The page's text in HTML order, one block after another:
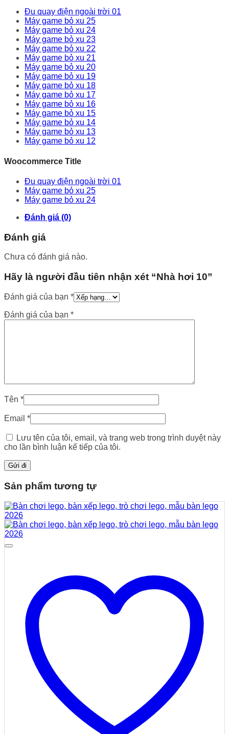
Đu quay điện ngoài trời 01
Máy game bỏ xu 25
Máy game bỏ xu 24
Máy game bỏ xu 23
Máy game bỏ xu 22
Máy game bỏ xu 21
Máy game bỏ xu 20
Máy game bỏ xu 19
Máy game bỏ xu 18
Máy game bỏ xu 17
Máy game bỏ xu 16
Máy game bỏ xu 15
Máy game bỏ xu 14
Máy game bỏ xu 13
Máy game bỏ xu 12
Woocommerce Title
Đu quay điện ngoài trời 01
Máy game bỏ xu 25
Máy game bỏ xu 24
Đánh giá (0)
Đánh giá
Chưa có đánh giá nào.
Hãy là người đầu tiên nhận xét “Nhà hơi 10”
Đánh giá của bạn *
Đánh giá của bạn *
Tên *
Email *
Lưu tên của tôi, email, và trang web trong trình duyệt này
cho lần bình luận kế tiếp của tôi.
Sản phẩm tương tự